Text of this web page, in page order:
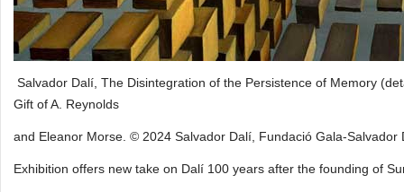
Salvador Dalí, The Disintegration of the Persistence of Memory
Gift of A. Reynolds
and Eleanor Morse. © 2024 Salvador Dalí, Fundació Gala-Salvador
Exhibition offers new take on Dalí 100 years after the founding of